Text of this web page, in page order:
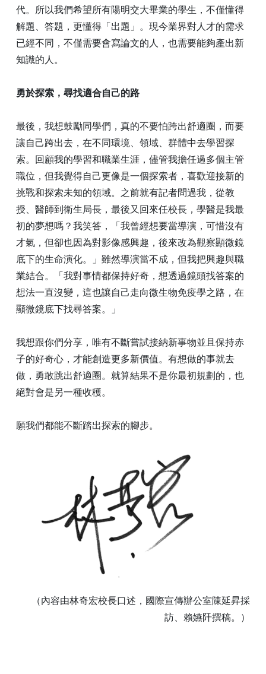
代。所以我們希望所有陽明交大畢業的學生，不僅懂得
解題、答題，更懂得「出題」。現今業界對人才的需求
已經不同，不僅需要會寫論文的人，也需要能夠產出新
知識的人。
勇於探索，尋找適合自己的路
最後，我想鼓勵同學們，真的不要怕跨出舒適圈，而要
讓自己跨出去，在不同環境、領域、群體中去學習探
索。回顧我的學習和職業生涯，儘管我擔任過多個主管
職位，但我覺得自己更像是一個探索者，喜歡迎接新的
挑戰和探索未知的領域。之前就有記者問過我，從教
授、醫師到衛生局長，最後又回來任校長，學醫是我最
初的夢想嗎？我笑答，「我曾經想要當導演，可惜沒有
才氣，但卻也因為對影像感興趣，後來改為觀察顯微鏡
底下的生命演化。」雖然導演當不成，但我把興趣與職
業結合。「我對事情都保持好奇，想透過鏡頭找答案的
想法一直沒變，這也讓自己走向微生物免疫學之路，在
顯微鏡底下找尋答案。」
我想跟你們分享，唯有不斷嘗試接納新事物並且保持赤
子的好奇心，才能創造更多新價值。有想做的事就去
做，勇敢跳出舒適圈。就算結果不是你最初規劃的，也
絕對會是另一種收穫。
願我們都能不斷踏出探索的腳步。
（內容由林奇宏校長口述，國際宣傳辦公室陳延昇採
訪、賴嬿阡撰稿。）